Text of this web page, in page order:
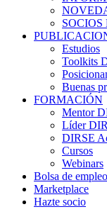
SOCIOS
Estudios
Toolkits
Buenas
FORMACIÓN
Mentor
Líder
DIRSE
Cursos
Webinars
Bolsa de empleo
Marketplace
Hazte socio